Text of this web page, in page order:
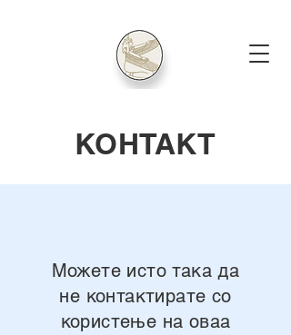
КОНТАКТ
Можете исто така да
не контактирате со
користење на оваа